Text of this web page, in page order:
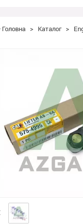
Головна > Каталог >